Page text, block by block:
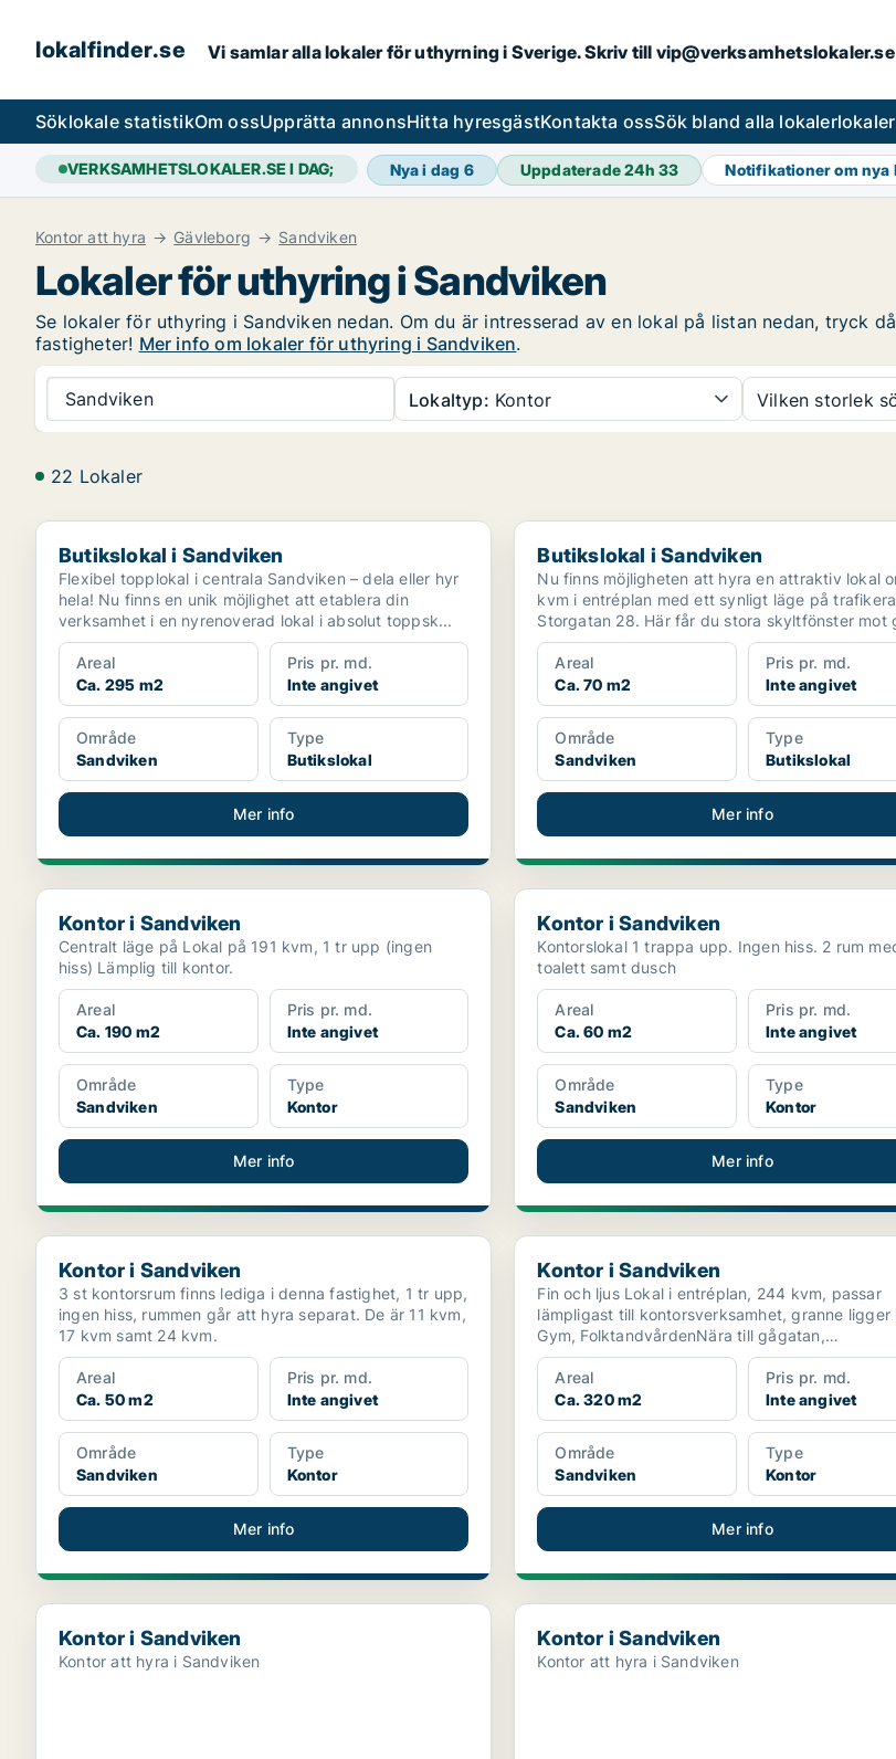
lokalfinder.se Vi samlar alla lokaler för uthyrning i Sverige. Skriv till
Söklokale statistikOm ossUpprätta annonsHitta hyresgästKontakta ossSök bland alla lokaler
VERKSAMHETSLOKALER.SE I DAG; Nya i dag 6 Uppdaterade 24h33 Notifikationer om nya
Kontor att hyra Gävleborg Sandviken
Lokaler för uthyring i Sandviken
Se lokaler för uthyring i Sandviken nedan. Om du är intresserad av en lokal på listan nedan, tryck
fastigheter! Mer info om lokaler för uthyring i Sandviken.
Sandviken Lokaltyp: Kontor Vilken storlek
22 Lokaler
Butikslokal i Sandviken
Butikslokal i Sandviken
Flexibel topplokal i centrala Sandviken – dela eller hyr
hela! Nu finns en unik möjlighet att etablera din
verksamhet i en nyrenoverad lokal i absolut toppsk...
Areal
Ca. 295 m2
Pris pr. md.
Inte angivet
Område
Sandviken
Type
Butikslokal
Mer info
Butikslokal i Sandviken
Butikslokal i Sandviken
Nu finns möjligheten att hyra en attraktiv lokal
kvm i entréplan med ett synligt läge på
Storgatan 28. Här får du stora skyltfönster mot
Areal
Ca. 70 m2
Pris pr. md.
Inte angivet
Område
Sandviken
Type
Butikslokal
Mer info
Kontor i Sandviken
Kontor i Sandviken
Centralt läge på Lokal på 191 kvm, 1 tr upp (ingen
hiss) Lämplig till kontor.
Areal
Ca. 190 m2
Pris pr. md.
Inte angivet
Område
Sandviken
Type
Kontor
Mer info
Kontor i Sandviken
Kontor i Sandviken
Kontorslokal 1 trappa upp. Ingen hiss. 2 rum
toalett samt dusch
Areal
Ca. 60 m2
Pris pr. md.
Inte angivet
Område
Sandviken
Type
Kontor
Mer info
Kontor i Sandviken
Kontor i Sandviken
3 st kontorsrum finns lediga i denna fastighet, 1 tr upp,
ingen hiss, rummen går att hyra separat. De är 11 kvm,
17 kvm samt 24 kvm.
Areal
Ca. 50 m2
Pris pr. md.
Inte angivet
Område
Sandviken
Type
Kontor
Mer info
Kontor i Sandviken
Kontor i Sandviken
Fin och ljus Lokal i entréplan, 244 kvm, passar
lämpligast till kontorsverksamhet, granne ligger
Gym, FolktandvårdenNära till gågatan,
Hyttgatan.Parkerin...
Areal
Ca. 320 m2
Pris pr. md.
Inte angivet
Område
Sandviken
Type
Kontor
Mer info
Kontor i Sandviken
Kontor i Sandviken
Kontor att hyra i Sandviken
Kontor i Sandviken
Kontor i Sandviken
Kontor att hyra i Sandviken